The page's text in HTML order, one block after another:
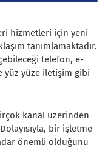
hizmetleri için yeni
tanımlamaktadır.
telefon, e-
yüz yüze iletişim gibi
kanal üzerinden
bir işletme
önemli olduğunu